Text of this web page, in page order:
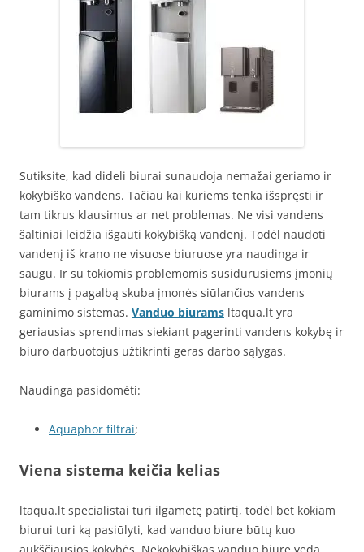
Sutiksite, kad dideli biurai sunaudoja nemažai geriamo ir
kokybiško vandens. Tačiau kai kuriems tenka išspręsti ir
tam tikrus klausimus ar net problemas. Ne visi vandens
šaltiniai leidžia išgauti kokybišką vandenį. Todėl naudoti
vandenį iš krano ne visuose biuruose yra naudinga ir
saugu. Ir su tokiomis problemomis susidūrusiems įmonių
biurams į pagalbą skuba įmonės siūlančios vandens
gaminimo sistemas. Vanduo biurams ltaqua.lt yra
geriausias sprendimas siekiant pagerinti vandens kokybę ir
biuro darbuotojus užtikrinti geras darbo sąlygas.
Naudinga pasidomėti:
Aquaphor filtrai;
Viena sistema keičia kelias
ltaqua.lt specialistai turi ilgametę patirtį, todėl bet kokiam
biurui turi ką pasiūlyti, kad vanduo biure būtų kuo